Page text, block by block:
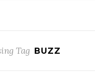
Tag BUZZ